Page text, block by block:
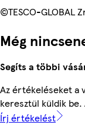
©TESCO-GLOBAL
Még
Segíts a többi
Az értékeléseket a
keresztül küldik
Írj értékelést